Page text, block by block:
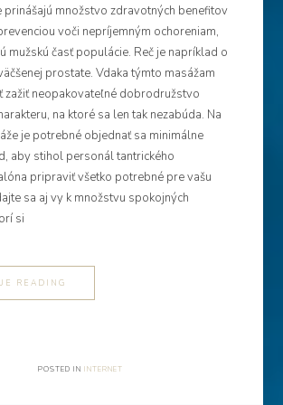
prinášajú množstvo zdravotných benefitov
voči nepríjemným ochoreniam,
mužskú časť populácie. Reč je napríklad o
prostate. Vdaka týmto masážam
zažiť neopakovateľné dobrodružstvo
na ktoré sa len tak nezabúda. Na
je potrebné objednať sa minimálne
aby stihol personál tantrického
pripraviť všetko potrebné pre vašu
sa aj vy k množstvu spokojných
si
READING
POSTED IN INTERNET